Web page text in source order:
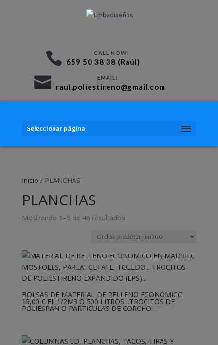
659 50 38 38 (Raúl)
raul.poliestireno@gmail.com
Seleccionar página
Inicio / PLANCHAS
PLANCHAS
Mostrando 1–9 de 46 resultados
BOLSAS DE MATERIAL DE RELLENO ECONÓMICO
15,00 € EL 1/2M3 O 500 LITROS…TROCITOS DE
POLIESPAN O PARTICULAS DE CORCHO…